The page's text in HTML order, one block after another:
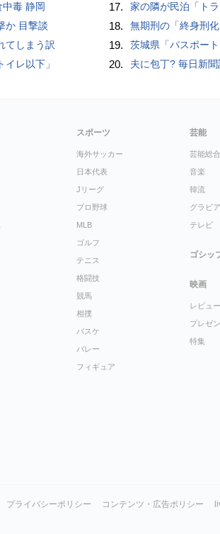
毒 静岡
か 目撃談
てしまう訳
レ以下」
17. 家の隣が民泊「トラ
18. 無期刑の「終身刑化
19. 茨城県「パスポー
20. 夫に包丁? 毎日新
スポーツ
海外サッカー
日本代表
Jリーグ
プロ野球
MLB
ゴルフ
テニス
格闘技
競馬
相撲
バスケ
バレー
フィギュア
芸能
芸能総合
音楽
韓流
グラビア
テレビ
ゴシッ
映画
レビュー
プレゼ
特集
プライバシーポリシー コンテンツ・広告ポリシー